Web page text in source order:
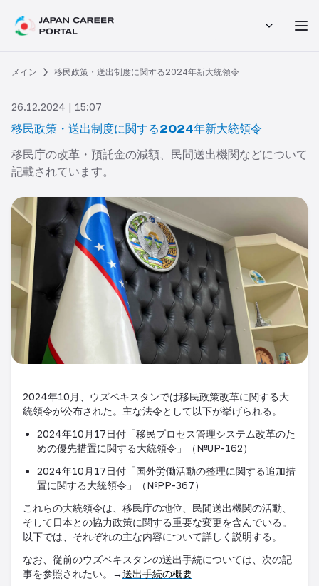
メイン 移民政策・送出制度に関する2024年新大統領令
26.12.2024 | 15:07
移民政策・送出制度に関する2024年新大統領令
移民庁の改革・預託金の減額、民間送出機関などについて
記載されています。
2024年10 月、ウズベキスタンでは移民政策改革に関する大
統領令が公布された。主な法令として以下が挙げられる。
2024年10 月 17日付「移民プロセス管理システム改革のた
めの優先措置に関する大統領令」（№UP-162）
2024年10 月 17日付「国外労働活動の整理に関する追加措
置に関する大統領令」（№PP-367）
これらの大統領令は、移民庁の地位、民間送出機関の活動、
そして日本との協力政策に関する重要な変更を含んでいる。
以下では、それぞれの主な内容について詳しく説明する。
なお、従前のウズベキスタンの送出手続については、次の記
事を参照されたい。→送出手続の概要